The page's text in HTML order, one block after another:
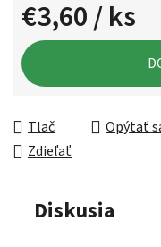
€3,60/ ks
Jednotková cena:
Tlač Opýtať
Zdieľať
Diskusia